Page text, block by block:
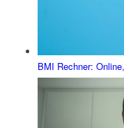
BMI Rechner: